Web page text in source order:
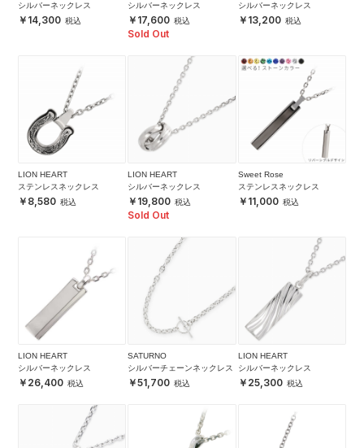
シルバーネックレス
14,300
シルバーネックレス
17,600
Sold Out
シルバーネックレス
13,200
LION HEART
ステンレスネックレス
8,580
LION HEART
シルバーネックレス
19,800
Sold Out
Sweet Rose
ステンレスネックレス
11,000
LION HEART
シルバーネックレス
26,400
SATURNO
シルバーチェーンネックレス
51,700
LION HEART
シルバーネックレス
25,300